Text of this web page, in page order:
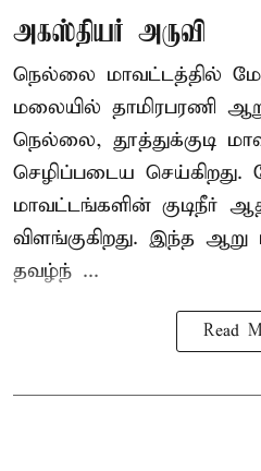
அகஸ்தியர் அருவி
நெல்லை மாவட்டத்தில்
மலையில் தாமிரபரணி
நெல்லை, தூத்துக்குடி
செழிப்படைய செய்கிறது.
மாவட்டங்களின் குடிநீர்
விளங்குகிறது. இந்த
தவழ்ந் ...
Read